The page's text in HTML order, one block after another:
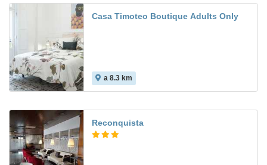
Casa Timoteo Boutique Adults Only
a 8.3 km
Reconquista